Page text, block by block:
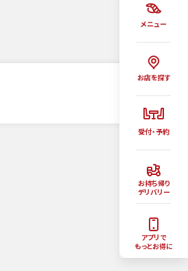
メニュー
お店を探す
受付・予約
お持ち帰り
デリバリー
アプリで
もっとお得に